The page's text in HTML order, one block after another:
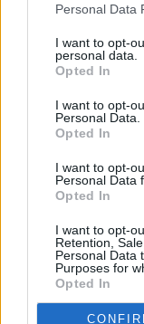
Personal Data
I want to opt-
personal data.
Opted In
I want to opt-
Personal Data.
Opted In
I want to opt-
Personal Data
Opted In
I want to opt-
Retention,
Personal Data
Purposes for
Opted In